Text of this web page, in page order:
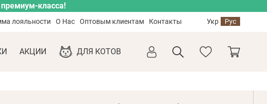
премиум-класса!
лояльности О Нас Оптовым клиентам Контакты Укр Рус
АКЦИИ ДЛЯ КОТОВ